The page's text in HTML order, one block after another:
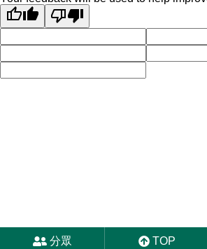
分眾 TOP